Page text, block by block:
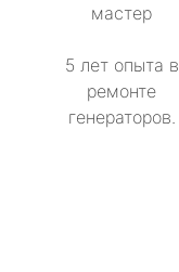
мастер
5 лет опыта в
ремонте
генераторов.